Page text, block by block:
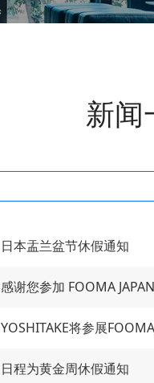
新闻
日本盂兰盆节休假通知
感谢您参加 FOOMA
YOSHITAKE将参展
日程为黄金周休假通知